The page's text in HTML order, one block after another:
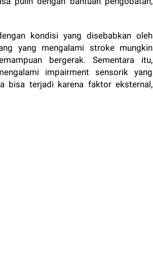
kondisi yang disebabkan oleh
yang mengalami stroke mungkin
bergerak. Sementara itu,
impairment sensorik yang
bisa terjadi karena faktor eksternal,